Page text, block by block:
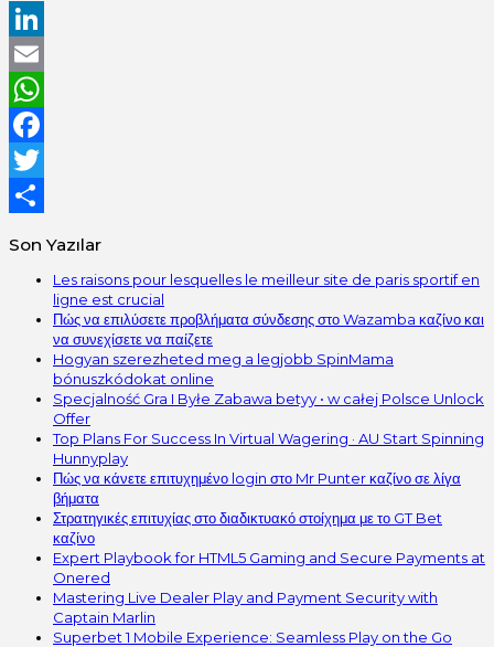
LinkedIn
Email
WhatsApp
Facebook
Twitter
Son Yazılar
Les raisons pour lesquelles le meilleur site de paris sportif en
ligne est crucial
Πώς να επιλύσετε προβλήματα σύνδεσης στο Wazamba καζίνο και
να συνεχίσετε να παίζετε
Hogyan szerezheted meg a legjobb SpinMama
bónuszkódokat online
Specjalność Gra I Byłe Zabawa betyy • w całej Polsce Unlock
Offer
Top Plans For Success In Virtual Wagering · AU Start Spinning
Hunnyplay
Πώς να κάνετε επιτυχημένο login στο Mr Punter καζίνο σε λίγα
βήματα
Στρατηγικές επιτυχίας στο διαδικτυακό στοίχημα με το GT Bet
καζίνο
Expert Playbook for HTML5 Gaming and Secure Payments at
Onered
Mastering Live Dealer Play and Payment Security with
Captain Marlin
Superbet 1 Mobile Experience: Seamless Play on the Go